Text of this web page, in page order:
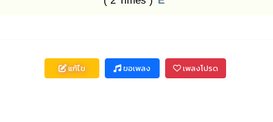
แก้ไข ขอเพลง เพลงโปรด